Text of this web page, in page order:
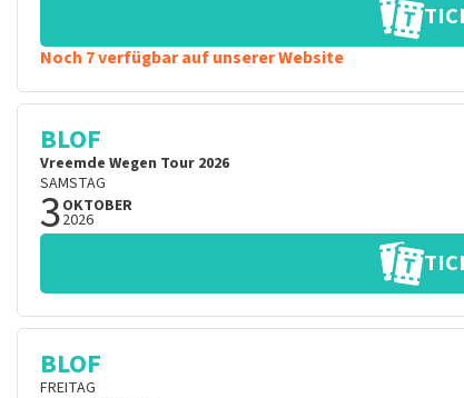
Noch 7 verfügbar auf unserer Website
BLOF
Vreemde Wegen Tour 2026
SAMSTAG
3OKTOBER
2026
BLOF
FREITAG